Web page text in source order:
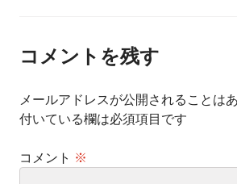
シ
ョ
コメントを残す
メールアドレスが公開されることはあ
付いている欄は必須項目です
コメント ※